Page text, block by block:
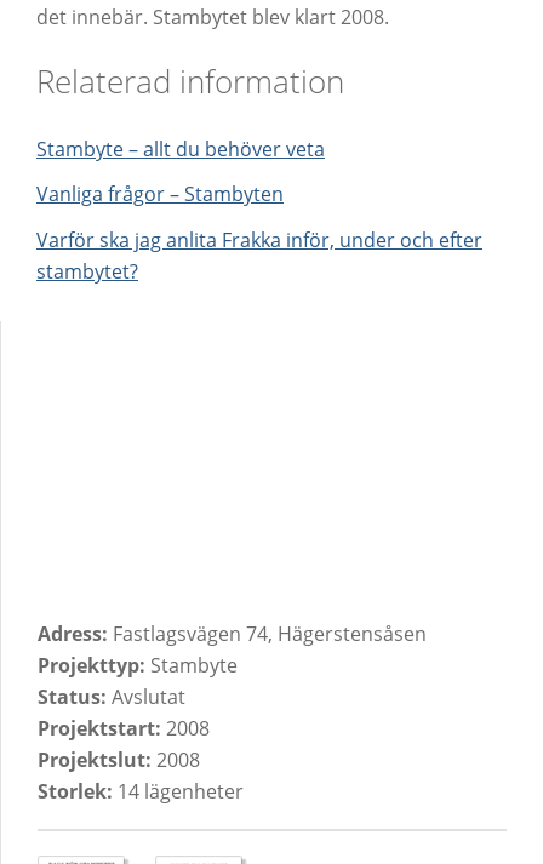
det innebär. Stambytet blev klart 2008.
Relaterad information
Stambyte – allt du behöver veta
Vanliga frågor – Stambyten
Varför ska jag anlita Frakka inför, under och efter
stambytet?
Adress: Fastlagsvägen 74, Hägerstensåsen
Projekttyp: Stambyte
Status: Avslutat
Projektstart: 2008
Projektslut: 2008
Storlek: 14 lägenheter